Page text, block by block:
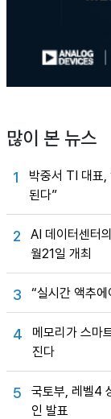
많이 본 뉴스
1
박중서 TI 대표,
된다”
2
AI 데이터센터
월21일 개최
3 “실시간 액추
4
메모리가 스마
진다
5
국토부, 레벨4
인 발표